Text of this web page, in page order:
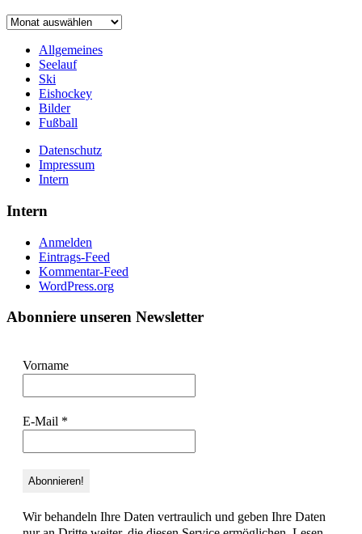
Archiv
Allgemeines
Seelauf
Ski
Eishockey
Bilder
Fußball
Datenschutz
Impressum
Intern
Intern
Anmelden
Eintrags-Feed
Kommentar-Feed
WordPress.org
Abonniere unseren Newsletter
Vorname
E-Mail *
Wir behandeln Ihre Daten vertraulich und geben Ihre Daten